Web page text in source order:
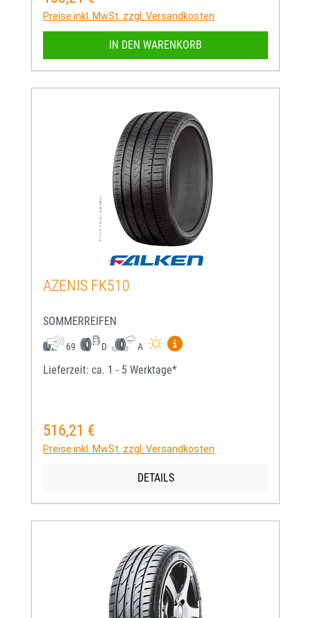
Preise inkl. MwSt. zzgl. Versandkosten
IN DEN WARENKORB
AZENIS FK510
SOMMERREIFEN
69 D A
Mehr Informationen zum
Lieferzeit: ca. 1 - 5 Werktage*
Regulärer Preis:
516,21 €
Preise inkl. MwSt. zzgl. Versandkosten
DETAILS